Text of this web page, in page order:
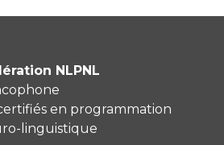
NLPNL
en programmation
linguistique